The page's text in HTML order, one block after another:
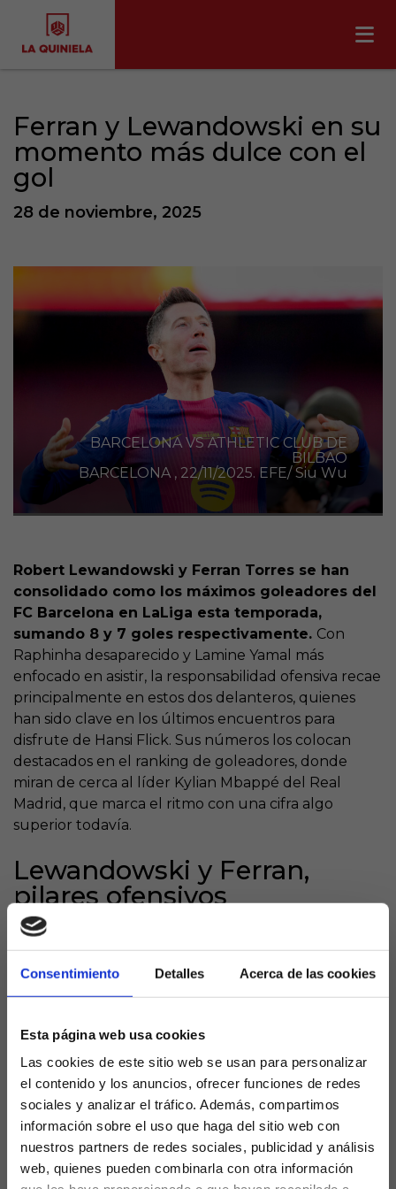
Consentimiento Detalles Acerca de las cookies
Esta página web usa cookies
Las cookies de este sitio web se usan para personalizar
el contenido y los anuncios, ofrecer funciones de redes
sociales y analizar el tráfico. Además, compartimos
información sobre el uso que haga del sitio web con
nuestros partners de redes sociales, publicidad y análisis
web, quienes pueden combinarla con otra información
Ferran y Lewandowski en su
momento más dulce con el
gol
28 de noviembre, 2025
BARCELONA VS ATHLETIC CLUB DE
BILBAO
BARCELONA , 22/11/2025. EFE/ Siu Wu
Robert Lewandowski y Ferran Torres se han
consolidado como los máximos goleadores del
FC Barcelona en LaLiga esta temporada,
sumando 8 y 7 goles respectivamente. Con
Raphinha desaparecido y Lamine Yamal más
enfocado en asistir, la responsabilidad ofensiva recae
principalmente en estos dos delanteros, quienes
han sido clave en los últimos encuentros para
disfrute de Hansi Flick. Sus números los colocan
destacados en el ranking de goleadores, donde
miran de cerca al líder Kylian Mbappé del Real
Madrid, que marca el ritmo con una cifra algo
superior todavía.
Lewandowski y Ferran,
pilares ofensivos
Lewandowski lidera con 8 goles, mostrando su
momentos decisivos. Por su parte, Ferran Torres,
con 7 anotaciones, aunque suma 2 más en
se reafirma como un atacante versátil que aporta
tanto en ataque como en creación.
Contexto ofensivo blaugrana
El bajo rendimiento goleador de Raphinha limita la
variedad ofensiva del Barcelona, mientras que